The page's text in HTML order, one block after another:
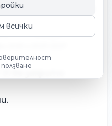
№ 31 приключи
2025 г.
МАНДАТ
2023-2027
всички